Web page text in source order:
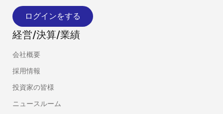
ログインをする
経営/決算/業績
会社概要
採用情報
投資家の皆様
ニュースルーム